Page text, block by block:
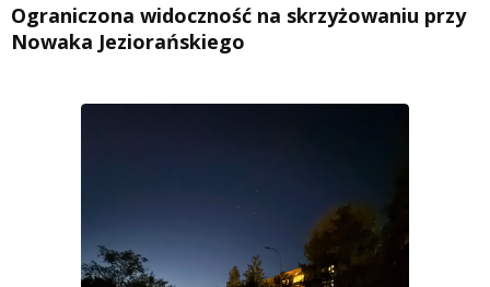
Ograniczona widoczność na skrzyżowaniu przy
Nowaka Jeziorańskiego